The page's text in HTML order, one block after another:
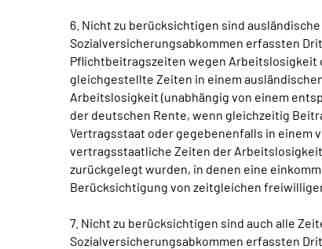
6. Nicht zu berücksichtigen sind
Sozialversicherungsabkommen erfassten
Pflichtbeitragszeiten wegen Arbeitslosigkeit
gleichgestellte Zeiten in einem
Arbeitslosigkeit (unabhängig von einem
der deutschen Rente, wenn gleichzeitig
Vertragsstaat oder gegebenenfalls in einem
vertragsstaatliche Zeiten der
zurückgelegt wurden, in denen eine
Berücksichtigung von zeitgleichen
7. Nicht zu berücksichtigen sind auch alle
Sozialversicherungsabkommen erfassten